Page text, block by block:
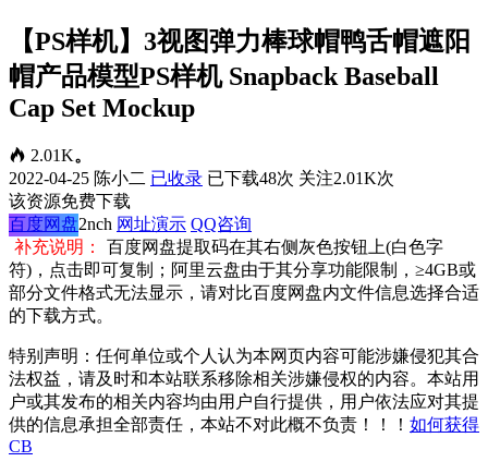
【PS样机】3视图弹力棒球帽鸭舌帽遮阳
帽产品模型PS样机 Snapback Baseball
Cap Set Mockup
2.01K。
2022-04-25 陈小二 已收录 已下载48次 关注2.01K次
该资源免费下载
百度网盘2nch 网址演示 QQ咨询
补充说明：
百度网盘提取码在其右侧灰色按钮上(白色字
符)，点击即可复制；阿里云盘由于其分享功能限制，≥4GB或
部分文件格式无法显示，请对比百度网盘内文件信息选择合适
的下载方式。
特别声明：任何单位或个人认为本网页内容可能涉嫌侵犯其合
法权益，请及时和本站联系移除相关涉嫌侵权的内容。本站用
户或其发布的相关内容均由用户自行提供，用户依法应对其提
供的信息承担全部责任，本站不对此概不负责！！！ 如何获得
CB